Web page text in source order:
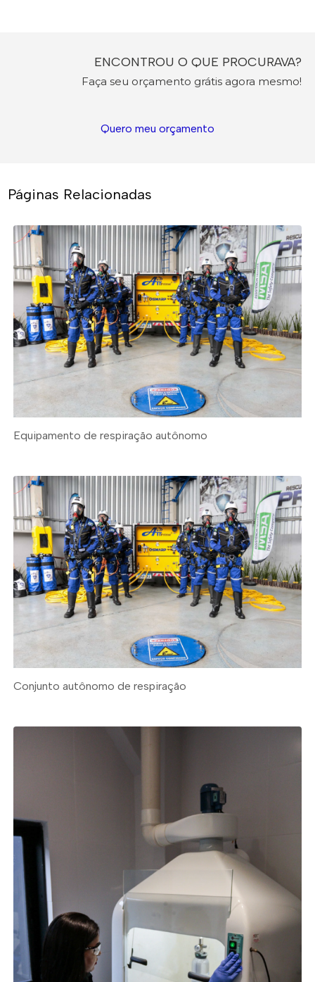
ENCONTROU O QUE PROCURAVA?
Faça seu orçamento grátis agora mesmo!
Quero meu orçamento
Páginas Relacionadas
Equipamento de respiração autônomo
Conjunto autônomo de respiração